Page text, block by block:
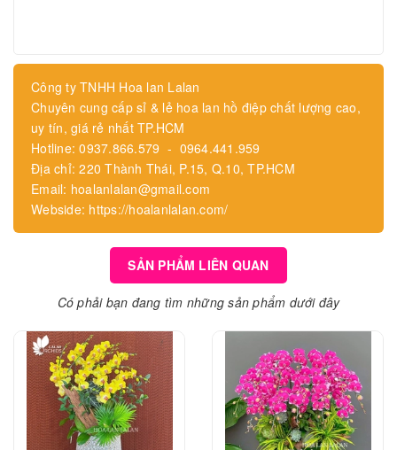
Công ty TNHH Hoa lan Lalan
Chuyên cung cấp sỉ & lẻ hoa lan hồ điệp chất lượng cao,
uy tín, giá rẻ nhất TP.HCM
Hotline: 0937.866.579 - 0964.441.959
Địa chỉ: 220 Thành Thái, P.15, Q.10, TP.HCM
Email: hoalanlalan@gmail.com
Webside: https://hoalanlalan.com/
SẢN PHẨM LIÊN QUAN
Có phải bạn đang tìm những sản phẩm dưới đây